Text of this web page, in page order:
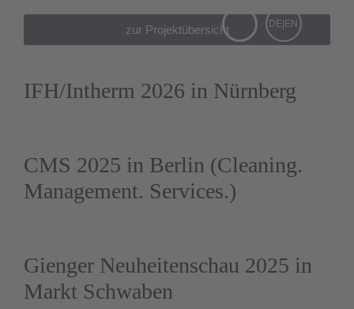
DE|EN
zur Projektübersicht
IFH/Intherm 2026 in Nürnberg
CMS 2025 in Berlin (Cleaning.
Management. Services.)
Gienger Neuheitenschau 2025 in
Markt Schwaben